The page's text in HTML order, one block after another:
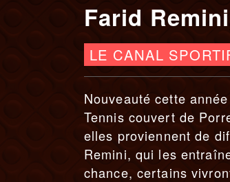
Farid
LE CANAL
Nouveauté cette
Tennis couvert de
elles proviennent de
Remini, qui les
chance, certains